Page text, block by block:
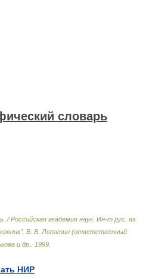
словарь
/ Российская академия наук. Ин-т рус. яз.
. В. В. Лопатин (ответственный
и др.
1999
НИР